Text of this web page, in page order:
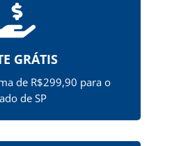
GRÁTIS
de R$299,90 para o
de SP